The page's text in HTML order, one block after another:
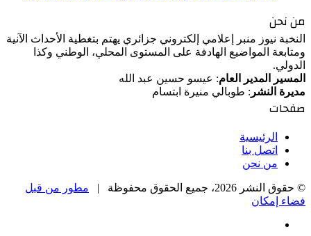
من نحن
النخبة نيوز منبر إعلامي إلكتروني جزائري يهتم بتغطية الأحداث الآنية
ومتابعة المواضيع الهادفة على المستوى المحلي، الوطني وكذا
الدولي.
المسير المدير العام: عيسو حسين عبد الله
مديرة النشر : طوبالي منيرة ابتسام
صفحات
الرئيسية
اتصل بنا
من نحن
© حقوق النشر 2026، جميع الحقوق محفوظة |
مطور من قبل
فضاء إمكان